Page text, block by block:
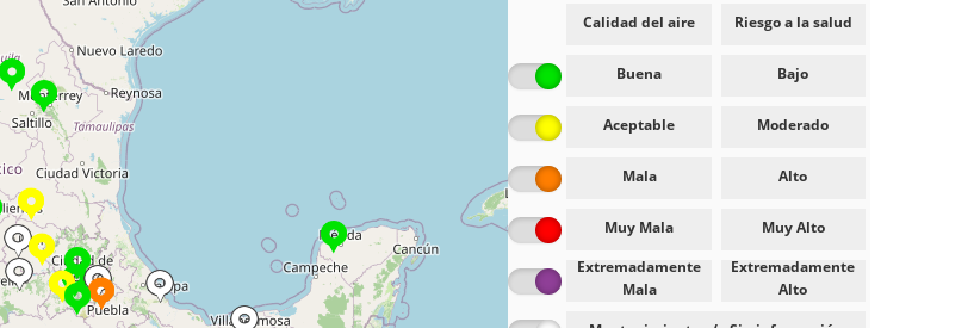
Calidad del aire Riesgo a la salud
Buena Bajo
Aceptable Moderado
Mala Alto
Muy Mala
Muy Alto
Extremadamente
Mala
Extremadamente
Alto